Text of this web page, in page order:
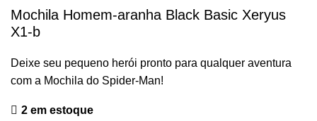
Mochila Homem-aranha Black Basic Xeryus
X1-b
O
preço
era:
O
preço
é:
Deixe seu pequeno herói pronto para qualquer aventura
com a Mochila do Spider-Man!
2 em estoque